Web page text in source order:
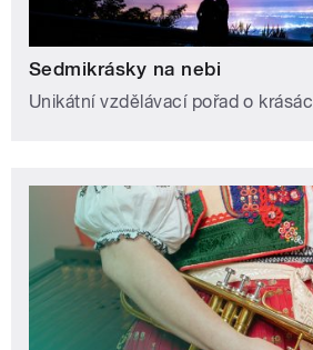
Sedmikrásky na nebi
Unikátní vzdělávací pořad o